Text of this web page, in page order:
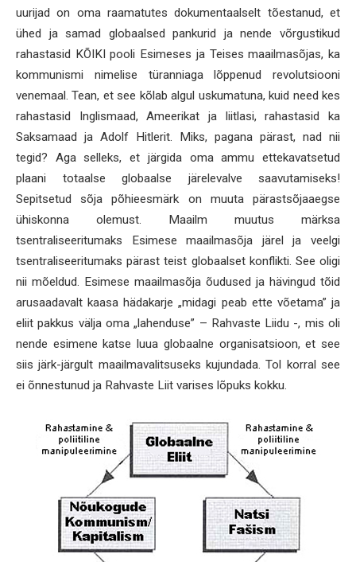
uurijad on oma raamatutes dokumentaalselt tõestanud, et
ühed ja samad globaalsed pankurid ja nende võrgustikud
rahastasid KÕIKI pooli Esimeses ja Teises maailmasõjas, ka
kommunismi nimelise türanniaga lõppenud revolutsiooni
venemaal. Tean, et see kõlab algul uskumatuna, kuid need kes
rahastasid Inglismaad, Ameerikat ja liitlasi, rahastasid ka
Saksamaad ja Adolf Hitlerit. Miks, pagana pärast, nad nii
tegid? Aga selleks, et järgida oma ammu ettekavatsetud
plaani totaalse globaalse järelevalve saavutamiseks!
Sepitsetud sõja põhieesmärk on muuta pärastsõjaaegse
ühiskonna olemust. Maailm muutus märksa
tsentraliseeritumaks Esimese maailmasõja järel ja veelgi
tsentraliseeritumaks pärast teist globaalset konflikti. See oligi
nii mõeldud. Esimese maailmasõja õudused ja hävingud tõid
arusaadavalt kaasa hädakarje „midagi peab ette võetama” ja
eliit pakkus välja oma „lahenduse” – Rahvaste Liidu -, mis oli
nende esimene katse luua globaalne organisatsioon, et see
siis järk-järgult maailmavalitsuseks kujundada. Tol korral see
ei õnnestunud ja Rahvaste Liit varises lõpuks kokku.